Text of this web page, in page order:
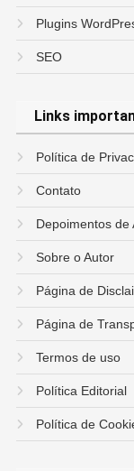
Plugins
SEO
Links
Política de
Contato
Depoimentos de
Sobre o Autor
Página de
Página de
Termos de uso
Política Editorial
Política de